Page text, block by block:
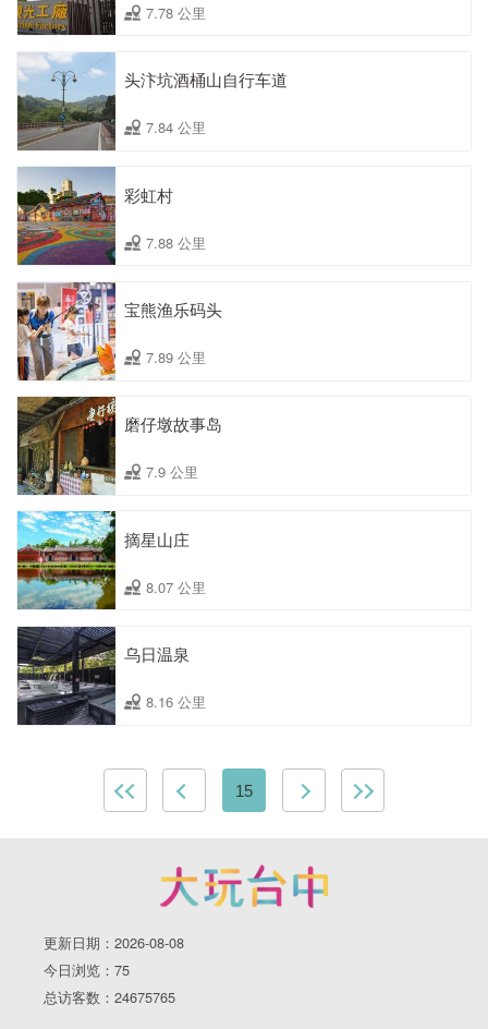
7.78 公里
头汴坑酒桶山自行车道
7.84 公里
彩虹村
7.88 公里
宝熊渔乐码头
7.89 公里
磨仔墩故事岛
7.9 公里
摘星山庄
8.07 公里
乌日温泉
8.16 公里
15
更新日期：2026-08-08
今日浏览：75
总访客数：24675765